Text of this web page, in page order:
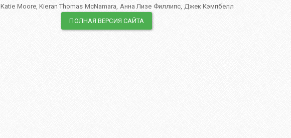
Katie Moore,Kieran Thomas McNamara, Анна Лизе Филлипс, Джек Кэмпбелл
ПОЛНАЯ ВЕРСИЯ САЙТА